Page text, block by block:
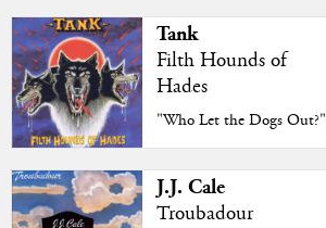
Tank
Filth Hounds of
Hades
"Who Let the Dogs Out?"
J.J. Cale
Troubadour